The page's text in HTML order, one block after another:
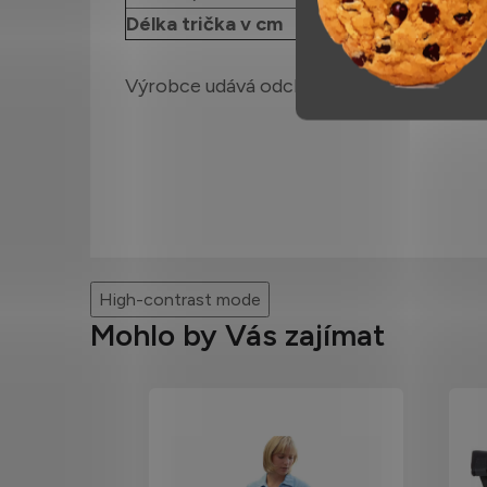
Délka trička v cm
56
Výrobce udává odchylku +/- 1 cm.
High-contrast mode
Mohlo by Vás zajímat